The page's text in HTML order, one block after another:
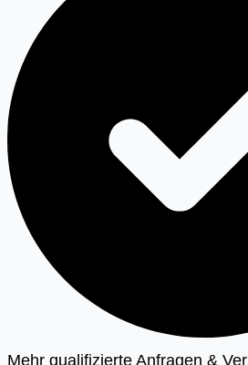
Mehr qualifizierte Anfragen &